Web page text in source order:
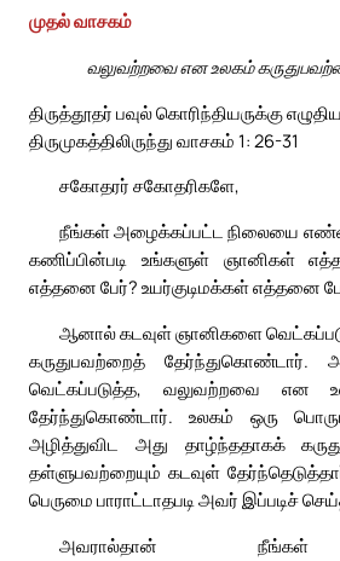
முதல் வாசகம்
வலுவற்றவை என உலகம்
திருத்தூதர் பவுல் கொரிந்தியருக்கு
திருமுகத்திலிருந்து வாசகம் 1: 26-31
சகோதரர் சகோதரிகளே,
நீங்கள் அழைக்கப்பட்ட நிலையை
கணிப்பின்படி உங்களுள் ஞானிகள்
எத்தனை பேர்? உயர்குடிமக்கள் எத்தனை
ஆனால் கடவுள் ஞானிகளை
கருதுபவற்றைத் தேர்ந்துகொண்டார்.
வெட்கப்படுத்த, வலுவற்றவை என
தேர்ந்துகொண்டார். உலகம் ஒரு
அழித்துவிட அது தாழ்ந்ததாகக்
தள்ளுபவற்றையும் கடவுள்
பெருமை பாராட்டாதபடி அவர் இப்படிச்
அவரால்தான் நீங்கள்